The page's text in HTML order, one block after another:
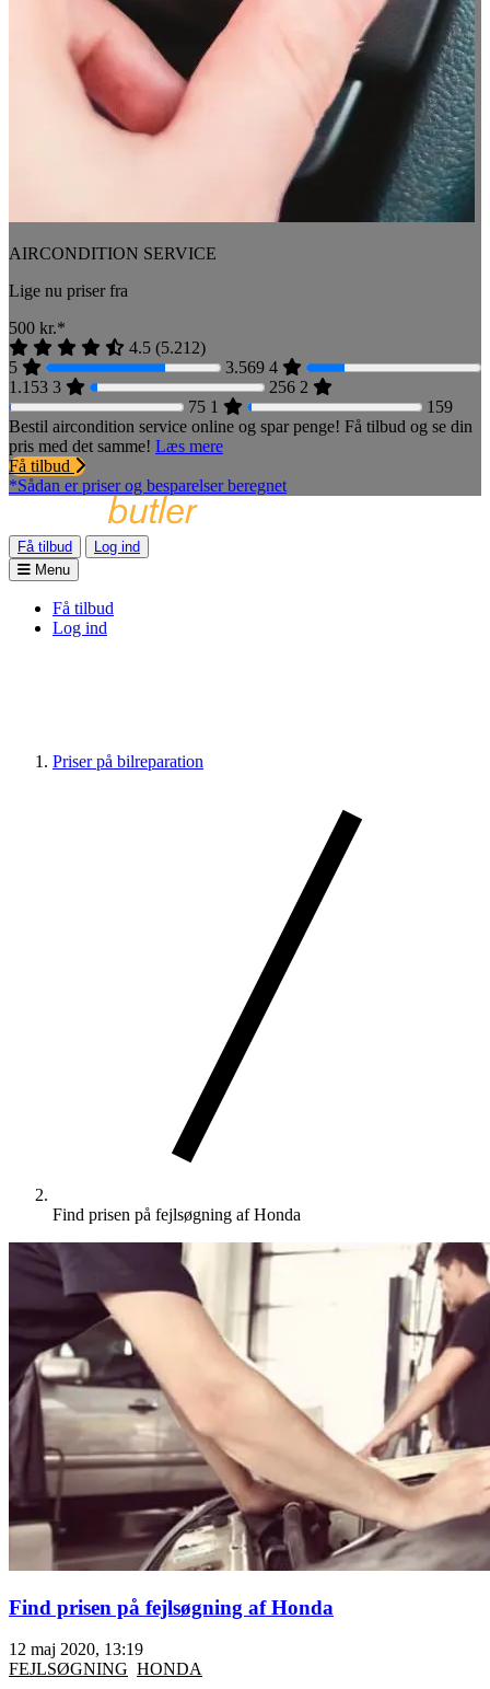
AIRCONDITION SERVICE
Lige nu priser fra
500 kr.*
4.5 (5.212)
5
3.569 4
1.153 3 256 2
75 1
159
Bestil aircondition service online og spar penge! Få tilbud og se din
pris med det samme! Læs mere
Få tilbud
*Sådan er priser og besparelser beregnet
Få tilbud
Log ind
Menu
Få tilbud
Log ind
Priser på bilreparation
Find prisen på fejlsøgning af Honda
Find prisen på fejlsøgning af Honda
12 maj 2020, 13:19
FEJLSØGNING HONDA